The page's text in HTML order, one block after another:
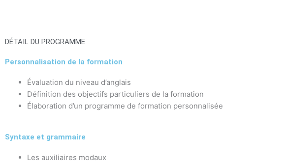
DÉTAIL DU PROGRAMME
Personnalisation de la formation
Évaluation du niveau d’anglais
Définition des objectifs particuliers de la formation
Élaboration d’un programme de formation personnalisée
Syntaxe et grammaire
Les auxiliaires modaux